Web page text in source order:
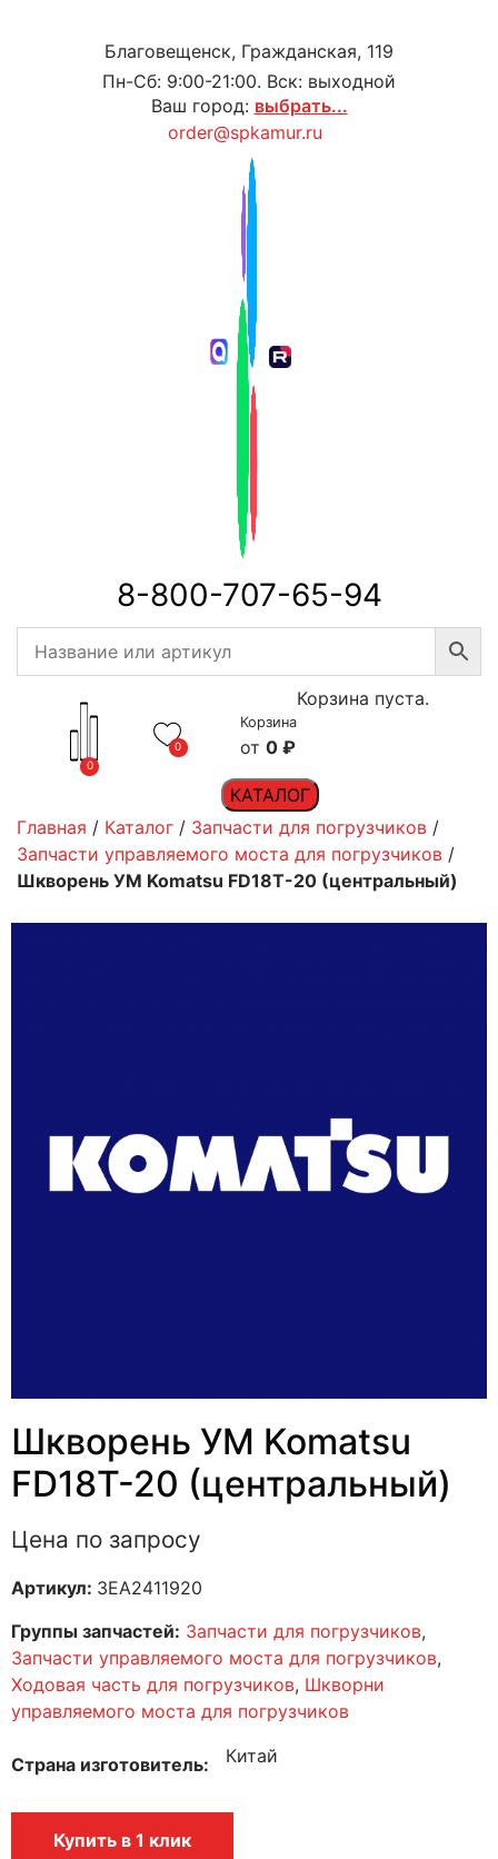
Благовещенск, Гражданская, 119
Пн-Сб: 9:00-21:00. Вск: выходной
Ваш город: выбрать...
order@spkamur.ru
8-800-707-65-94
0
0
Корзина
0 ₽
Корзина пуста.
КАТАЛОГ
Главная / Каталог / Запчасти для погрузчиков /
Запчасти управляемого моста для погрузчиков /
Шкворень УМ Komatsu FD18T-20 (центральный)
Шкворень УМ Komatsu
FD18T-20 (центральный)
Цена по запросу
Артикул: 3EA2411920
Группы запчастей: Запчасти для погрузчиков,
Запчасти управляемого моста для погрузчиков,
Ходовая часть для погрузчиков, Шкворни
управляемого моста для погрузчиков
Страна изготовитель Китай
Купить в 1 клик